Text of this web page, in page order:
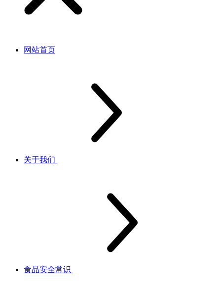
网站首页
关于我们
食品安全常识